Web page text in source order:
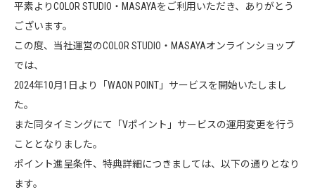
平素よりCOLOR STUDIO・MASAYAをご利用いただき、ありがとう
ございます。
この度、当社運営のCOLOR STUDIO・MASAYAオンラインショップ
では、
2024年10月1日より「WAON POINT」サービスを開始いたしまし
た。
また同タイミングにて「Vポイント」サービスの運用変更を行う
こととなりました。
ポイント進呈条件、特典詳細につきましては、以下の通りとなり
ます。